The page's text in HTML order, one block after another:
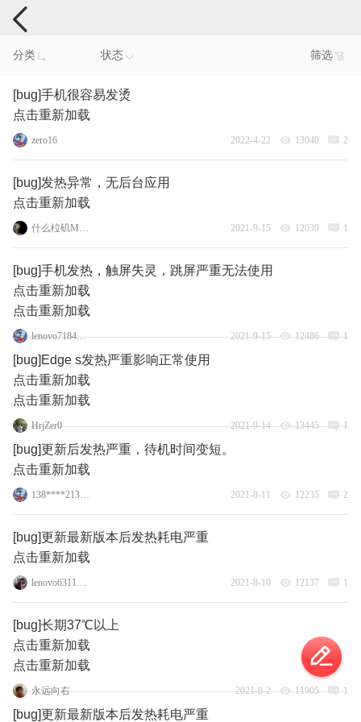
手机反馈
分类 状态 筛选
[bug]手机很容易发烫
点击重新加载
zero16 2022-4-22 13040 2
[bug]发热异常，无后台应用
点击重新加载
什么柆矶Moto 2021-9-15 12039 1
[bug]手机发热，触屏失灵，跳屏严重无法使用
点击重新加载
点击重新加载
lenovo71840060 2021-9-15 12486 1
[bug]Edge s发热严重影响正常使用
点击重新加载
点击重新加载
HrjZer0 2021-9-14 13445 1
[bug]更新后发热严重，待机时间变短。
点击重新加载
138****2131_20 2021-8-11 12235 2
[bug]更新最新版本后发热耗电严重
点击重新加载
lenovo63114898 2021-8-10 12137 1
[bug]长期37℃以上
点击重新加载
点击重新加载
永远向右 2021-8-2 11905 1
[bug]更新最新版本后发热耗电严重